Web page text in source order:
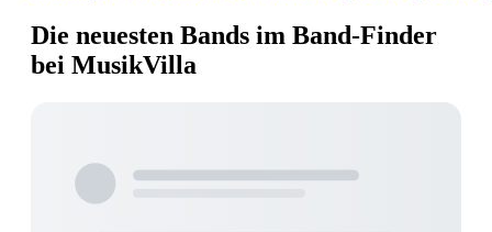
Die neuesten Bands im Band-Finder
bei MusikVilla